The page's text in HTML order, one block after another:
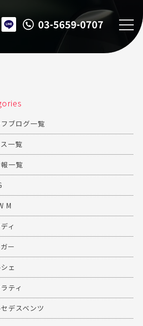
03-5659-0707
ブログ一覧
一覧
一覧
M
ィ
ー
ェ
ティ
デスベンツ